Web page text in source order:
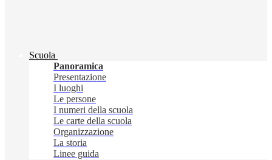
Scuola
Panoramica
Presentazione
I luoghi
Le persone
I numeri della scuola
Le carte della scuola
Organizzazione
La storia
Linee guida